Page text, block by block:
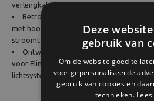
verlengkabels.
Betrouwbare prestaties – ontwikkeld
met hoogwaardige isolatie en
stroomtoevoer.
Ontworpen voor Elinchrom-
voor Elinchrom power packs, monolights
lichtsystemen.
Deze
gebruik van
Om de website goed te
voor gepersonaliseerde
gebruik van cookies en
technieken.